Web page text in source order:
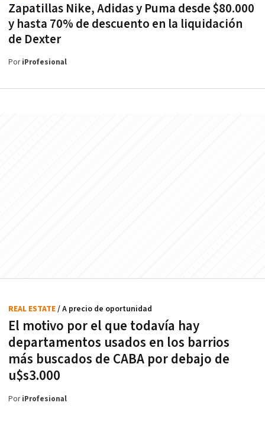
Zapatillas Nike, Adidas y Puma desde $80.000
y hasta 70% de descuento en la liquidación
de Dexter
PoriProfesional
El motivo por el que todavía hay
departamentos usados en los barrios
más buscados de CABA por debajo de
u$s3.000
REAL ESTATE/ A precio de oportunidad
PoriProfesional